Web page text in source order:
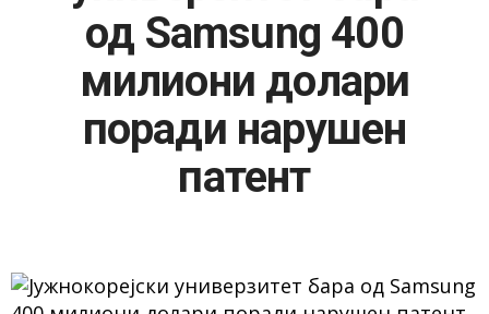
БАНКАРСТВО
ЖИВОТ
МОЗАИК
од Samsung 400
милиони долари
поради нарушен
патент